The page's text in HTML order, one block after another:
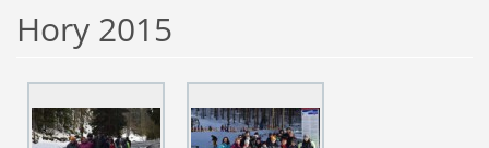
Hory 2015